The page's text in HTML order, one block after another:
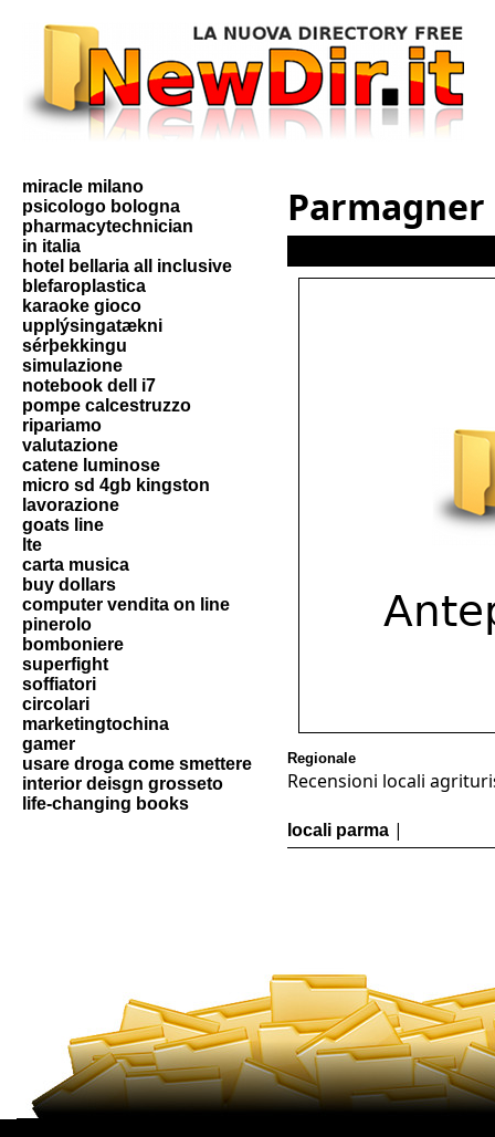
miracle milano
psicologo bologna
pharmacytechnician
in italia
hotel bellaria all inclusive
blefaroplastica
karaoke gioco
upplýsingatækni
sérþekkingu
simulazione
notebook dell i7
pompe calcestruzzo
ripariamo
valutazione
catene luminose
micro sd 4gb kingston
lavorazione
goats line
lte
carta musica
buy dollars
computer vendita on line
pinerolo
bomboniere
superfight
soffiatori
circolari
marketingtochina
gamer
usare droga come smettere
interior deisgn grosseto
life-changing books
Parmagner
Regionale
Recensioni locali
locali parma |